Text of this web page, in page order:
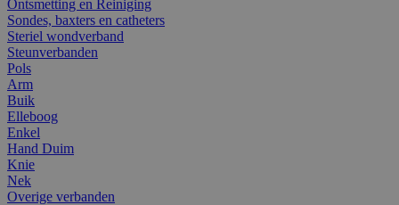
Ontsmetting en Reiniging
Sondes, baxters en catheters
Steriel wondverband
Steunverbanden
Pols
Arm
Buik
Elleboog
Enkel
Hand Duim
Knie
Nek
Overige verbanden